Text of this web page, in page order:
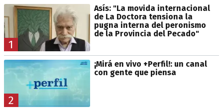
1
Asís: "La movida internacional
de La Doctora tensiona la
pugna interna del peronismo
de la Provincia del Pecado"
2
¡Mirá en vivo +Perfil!: un canal
con gente que piensa